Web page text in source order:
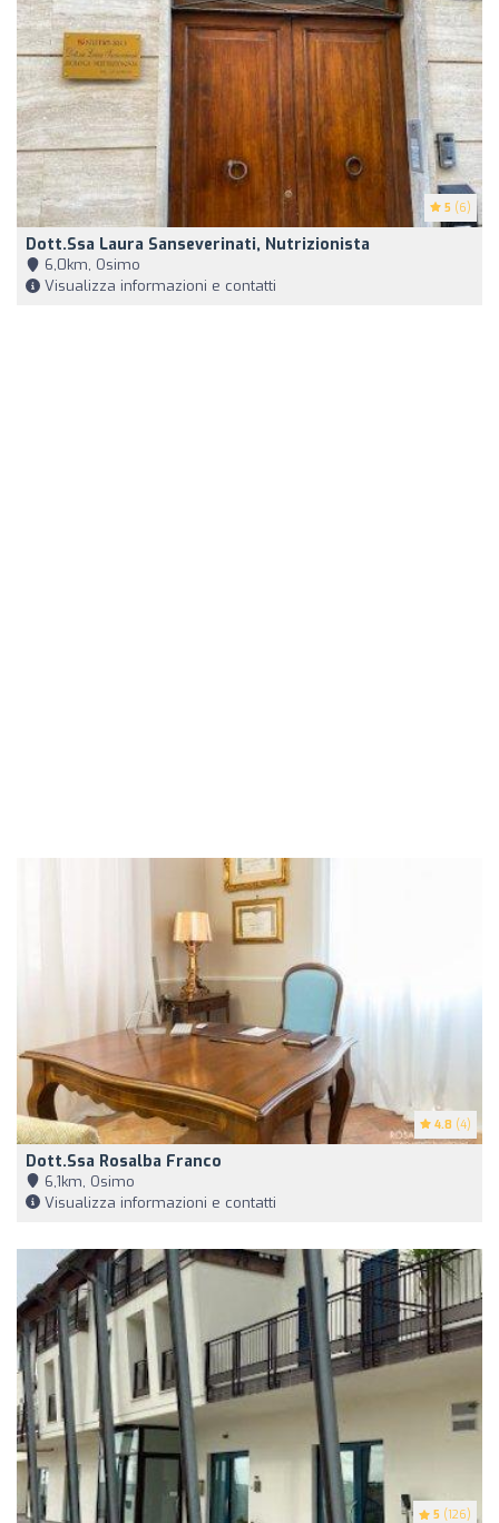
5 (6)
Dott.ssa Laura Sanseverinati, Nutrizionista
6,0km, Osimo
Visualizza informazioni e contatti
4.8 (4)
Dott.ssa Rosalba Franco
6,1km, Osimo
Visualizza informazioni e contatti
5 (126)